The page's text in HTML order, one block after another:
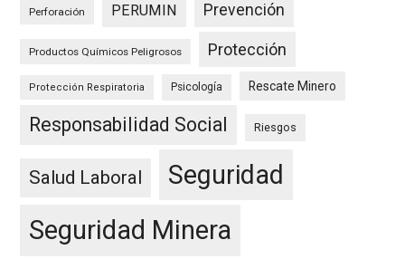
Perforación PERUMIN Prevención
Productos Químicos Peligrosos Protección
Protección Respiratoria Psicología Rescate Minero
Responsabilidad Social Riesgos
Salud Laboral
Seguridad
Seguridad Minera